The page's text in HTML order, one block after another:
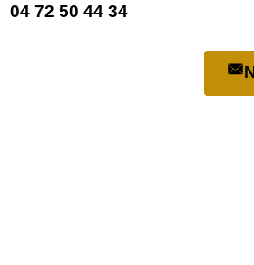
04 72 50 44 34